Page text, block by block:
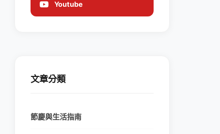
Youtube
文章分類
節慶與生活指南